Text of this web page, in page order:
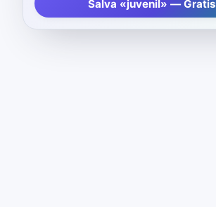
Salva «juvenil» — Gratis